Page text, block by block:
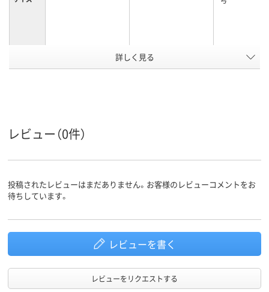
詳しく見る
レビュー（0件）
投稿されたレビューはまだありません。お客様のレビューコメントをお
待ちしています。
レビューを書く
レビューをリクエストする